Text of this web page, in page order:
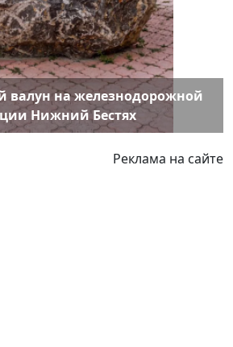
валун на железнодорожной
Нижний Бестях
Реклама на сайте